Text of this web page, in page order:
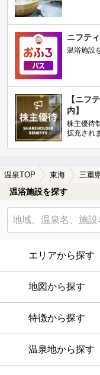
ニフテ
温浴施設
【ニフ
内】
株主優待
拡充され
温泉TOP 東海 三重
温浴施設を探す
エリアから探す
地図から探す
特徴から探す
温泉地から探す